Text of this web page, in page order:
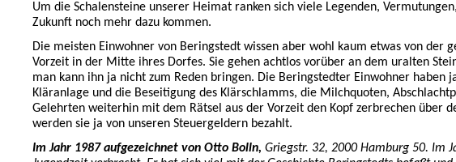
Um die Schalensteine unserer Heimat ranken sich viele Legenden,
Zukunft noch mehr dazu kommen.
Die meisten Einwohner von Beringstedt wissen aber wohl kaum etwas von der
Vorzeit in der Mitte ihres Dorfes. Sie gehen achtlos vorüber an dem uralten
man kann ihn ja nicht zum Reden bringen. Die Beringstedter Einwohner haben
Kläranlage und die Beseitigung des Klärschlamms, die Milchquoten,
Gelehrten weiterhin mit dem Rätsel aus der Vorzeit den Kopf zerbrechen über
werden sie ja von unseren Steuergeldern bezahlt.
Im Jahr 1987 aufgezeichnet von Otto Bolln, Griegstr. 32, 2000 Hamburg 50. Im